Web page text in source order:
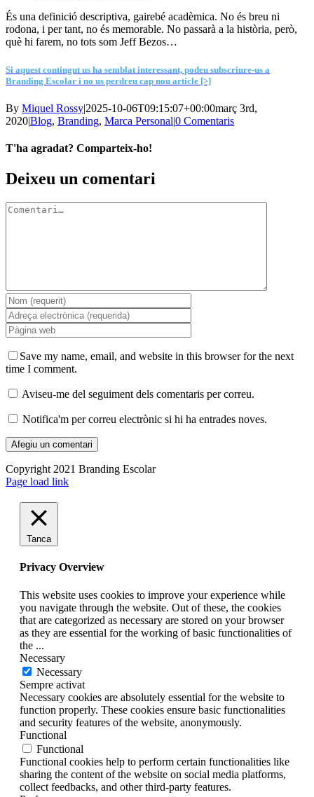
És una definició descriptiva, gairebé acadèmica. No és breu ni
rodona, i per tant, no és memorable. No passarà a la història, però,
què hi farem, no tots som Jeff Bezos…
Si aquest contingut us ha semblat interessant, podeu subscriure-us a
Branding Escolar i no us perdreu cap nou article [>]
By Miquel Rossy|2025-10-06T09:15:07+00:00març 3rd,
2020|Blog, Branding, Marca Personal|0 Comentaris
T'ha agradat? Comparteix-ho!
Facebook
X
LinkedIn
WhatsApp
Telegram
Email:
Deixeu un comentari
Comment
Save my name, email, and website in this browser for the next
time I comment.
Aviseu-me del seguiment dels comentaris per correu.
Notifica'm per correu electrònic si hi ha entrades noves.
Copyright 2021 Branding Escolar
X
Instagram
LinkedIn
YouTube
Email:
Facebook
Page load link
Tanca
Privacy Overview
This website uses cookies to improve your experience while
you navigate through the website. Out of these, the cookies
that are categorized as necessary are stored on your browser
as they are essential for the working of basic functionalities of
the ...
Necessary
Necessary
Sempre activat
Necessary cookies are absolutely essential for the website to
function properly. These cookies ensure basic functionalities
and security features of the website, anonymously.
Functional
Functional
Functional cookies help to perform certain functionalities like
sharing the content of the website on social media platforms,
collect feedbacks, and other third-party features.